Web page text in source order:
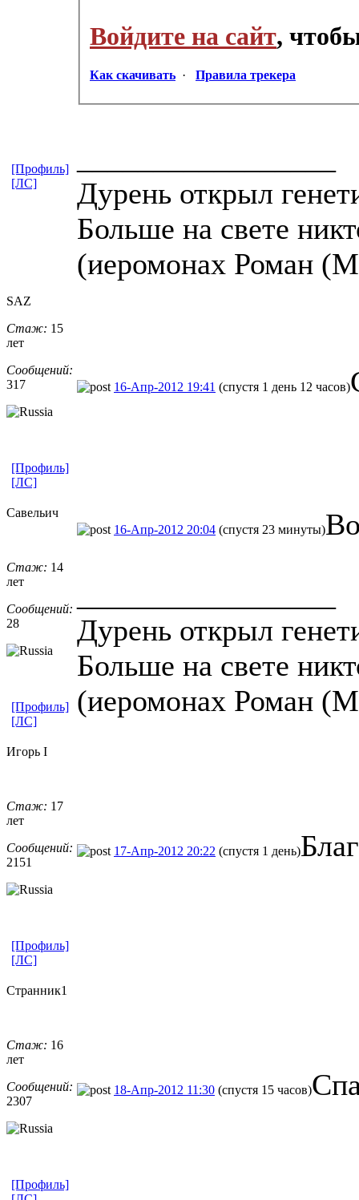
Войдите на сайт,
Как скачивать · Правила трекера
Дурень открыл
Больше на свете
(иеромонах Роман
[Профиль]
[ЛС]
SAZ
Стаж: 15
лет
Сообщений:
317
16-Апр-2012 19:41 (спустя 1 день 12 часов)
[Профиль]
[ЛС]
Савельич
Стаж: 14
лет
Сообщений:
28
16-Апр-2012 20:04 (спустя 23 минуты)
Дурень открыл
Больше на свете
(иеромонах Роман
[Профиль]
[ЛС]
Игорь I
Стаж: 17
лет
Сообщений:
2151
17-Апр-2012 20:22 (спустя 1 день)
[Профиль]
[ЛС]
Странник1
Стаж: 16
лет
Сообщений:
2307
18-Апр-2012 11:30 (спустя 15 часов)
[Профиль]